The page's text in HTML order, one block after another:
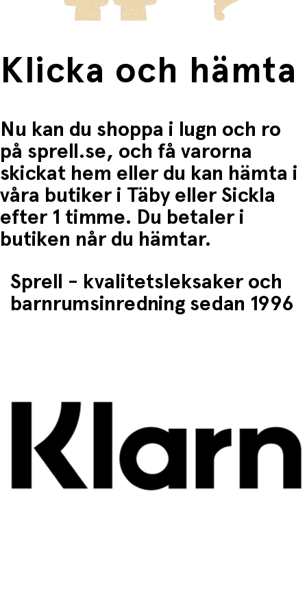
Klicka och hämta
Nu kan du shoppa i lugn och ro
på sprell.se, och få varorna
skickat hem eller du kan hämta i
våra butiker i Täby eller Sickla
efter 1 timme. Du betaler i
butiken når du hämtar.
Sprell - kvalitetsleksaker och
barnrumsinredning sedan 1996